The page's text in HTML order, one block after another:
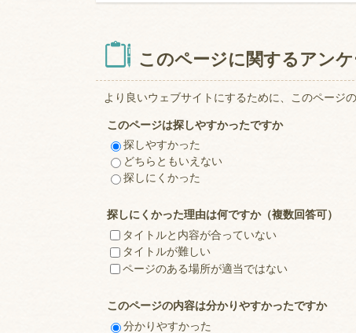
このページに関するアンケ
より良いウェブサイトにするために、このページ
このページは探しやすかったですか
探しやすかった
どちらともいえない
探しにくかった
探しにくかった理由は何ですか（複数回答可）
タイトルと内容が合っていない
タイトルが難しい
ページのある場所が適当ではない
このページの内容は分かりやすかったですか
分かりやすかった